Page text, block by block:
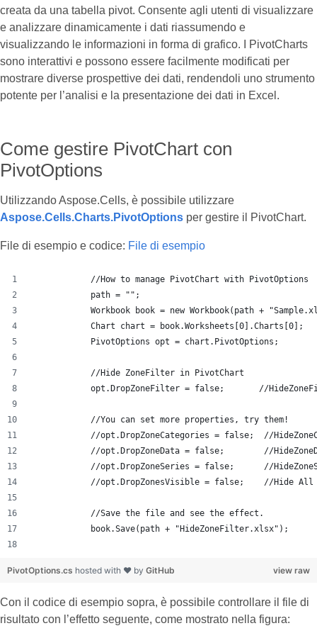
creata da una tabella pivot. Consente agli utenti di visualizzare
e analizzare dinamicamente i dati riassumendo e
visualizzando le informazioni in forma di grafico. I PivotCharts
sono interattivi e possono essere facilmente modificati per
mostrare diverse prospettive dei dati, rendendoli uno strumento
potente per l’analisi e la presentazione dei dati in Excel.
Come gestire PivotChart con
PivotOptions
Utilizzando Aspose.Cells, è possibile utilizzare
Aspose.Cells.Charts.PivotOptions per gestire il PivotChart.
File di esempio e codice: File di esempio
            //How to manage PivotChart with PivotOptions
            path = "";
Workbook book = new Workbook(path +
            Chart chart = book.Worksheets[0].Charts[0];
            PivotOptions opt = chart.PivotOptions;
            //Hide ZoneFilter in PivotChart
opt.DropZoneFilter = false;       //
            //You can set more properties, try them!
//opt.DropZoneCategories = false;  //
//opt.DropZoneData = false;        //
//opt.DropZoneSeries = false;      //
            //opt.DropZonesVisible = false;    //Hide All
            //Save the file and see the effect.
            book.Save(path + "HideZoneFilter.xlsx");
view raw
PivotOptions.cs hosted with ❤ by GitHub
Con il codice di esempio sopra, è possibile controllare il file di
risultato con l’effetto seguente, come mostrato nella figura: